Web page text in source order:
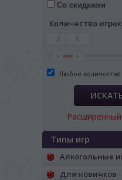
Со скидками
Количество
2 6
Любое количество
Типы игр
Алкогольные
Для новичков